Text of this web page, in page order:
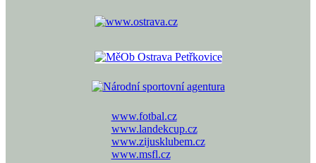
www.fotbal.cz
www.landekcup.cz
www.zijusklubem.cz
www.msfl.cz